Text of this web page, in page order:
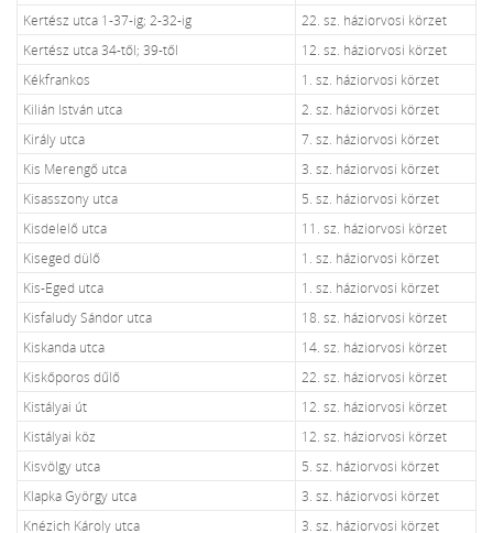
Kertész utca 1-37-ig; 2-32-ig
22. sz. háziorvosi körzet
Kertész utca 34-től; 39-től
12. sz. háziorvosi körzet
Kékfrankos
1. sz. háziorvosi körzet
Kilián István utca
2. sz. háziorvosi körzet
Király utca
7. sz. háziorvosi körzet
Kis Merengő utca
3. sz. háziorvosi körzet
Kisasszony utca
5. sz. háziorvosi körzet
Kisdelelő utca
11. sz. háziorvosi körzet
Kiseged dülő
1. sz. háziorvosi körzet
Kis-Eged utca
1. sz. háziorvosi körzet
Kisfaludy Sándor utca
18. sz. háziorvosi körzet
Kiskanda utca
14. sz. háziorvosi körzet
Kiskőporos dűlő
22. sz. háziorvosi körzet
Kistályai út
12. sz. háziorvosi körzet
Kistályai köz
12. sz. háziorvosi körzet
Kisvölgy utca
5. sz. háziorvosi körzet
Klapka György utca
3. sz. háziorvosi körzet
Knézich Károly utca
3. sz. háziorvosi körzet